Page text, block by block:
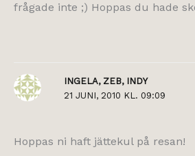
frågade inte ;) Hoppas du hade
INGELA, ZEB, INDY
21 JUNI, 2010 KL. 09:09
Hoppas ni haft jättekul på resan!